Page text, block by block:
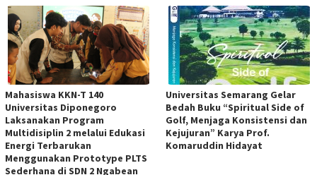
Mahasiswa KKN-T 140
Universitas Diponegoro
Laksanakan Program
Multidisiplin 2 melalui Edukasi
Energi Terbarukan
Menggunakan Prototype PLTS
Sederhana di SDN 2 Ngabean
Universitas Semarang Gelar
Bedah Buku “Spiritual Side of
Golf, Menjaga Konsistensi dan
Kejujuran” Karya Prof.
Komaruddin Hidayat